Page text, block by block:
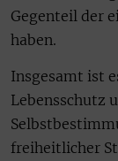
Gegenteil der
haben.
Insgesamt ist
Lebensschutz
freiheitlicher